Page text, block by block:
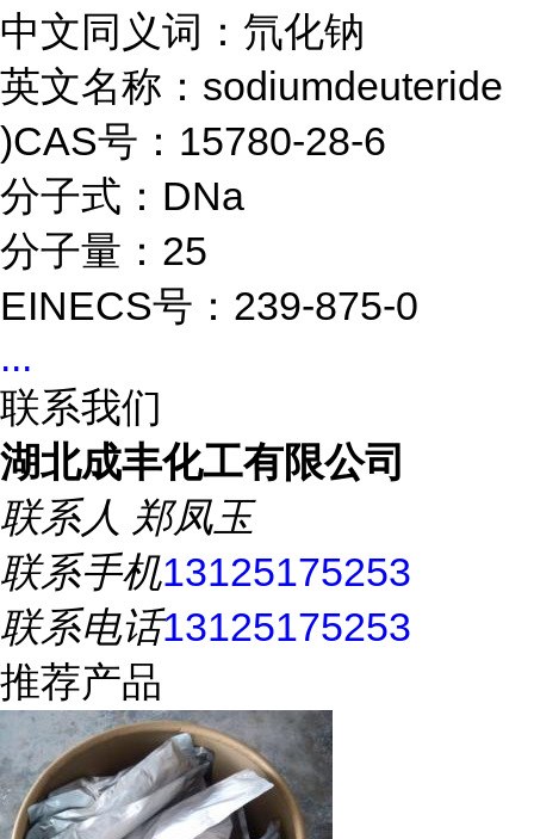
中文同义词：氘化钠
英文名称：sodiumdeuteride
)CAS号：15780-28-6
分子式：DNa
分子量：25
EINECS号：239-875-0
...
联系我们
湖北成丰化工有限公司
联系人 郑凤玉
联系手机13125175253
联系电话13125175253
推荐产品